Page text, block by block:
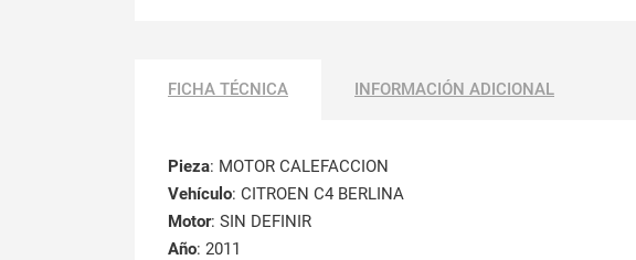
FICHA TÉCNICA INFORMACIÓN ADICIONAL
Pieza: MOTOR CALEFACCION
Vehículo: CITROEN C4 BERLINA
Motor: SIN DEFINIR
Año: 2011